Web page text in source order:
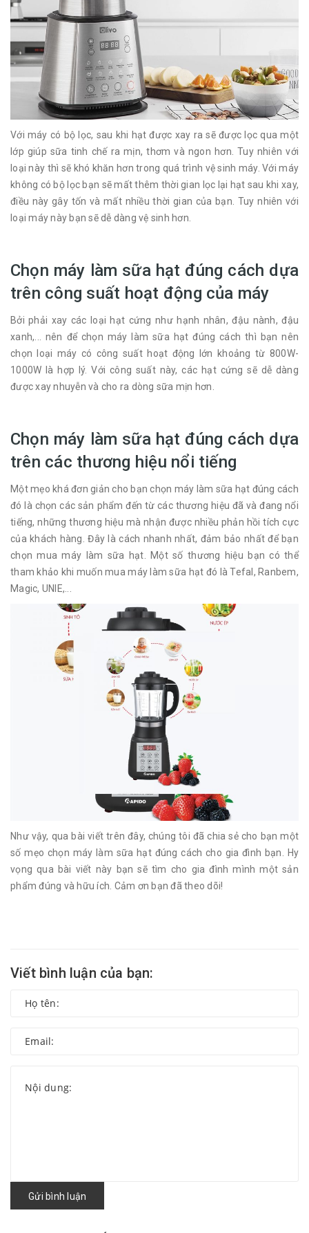
Với máy có bộ lọc, sau khi hạt được xay ra sẽ được lọc qua một
lớp giúp sữa tinh chế ra mịn, thơm và ngon hơn. Tuy nhiên với
loại này thì sẽ khó khăn hơn trong quá trình vệ sinh máy. Với máy
không có bộ lọc bạn sẽ mất thêm thời gian lọc lại hạt sau khi xay,
điều này gây tốn và mất nhiều thời gian của bạn. Tuy nhiên với
loại máy này bạn sẽ dễ dàng vệ sinh hơn.
Chọn máy làm sữa hạt đúng cách dựa
trên công suất hoạt động của máy
Bởi phải xay các loại hạt cứng như hạnh nhân, đậu nành, đậu
xanh,... nên để chọn máy làm sữa hạt đúng cách thì bạn nên
chọn loại máy có công suất hoạt động lớn khoảng từ 800W-
1000W là hợp lý. Với công suất này, các hạt cứng sẽ dễ dàng
được xay nhuyễn và cho ra dòng sữa mịn hơn.
Chọn máy làm sữa hạt đúng cách dựa
trên các thương hiệu nổi tiếng
Một mẹo khá đơn giản cho bạn chọn máy làm sữa hạt đúng cách
đó là chọn các sản phẩm đến từ các thương hiệu đã và đang nổi
tiếng, những thương hiệu mà nhận được nhiều phản hồi tích cực
của khách hàng. Đây là cách nhanh nhất, đảm bảo nhất để bạn
chọn mua máy làm sữa hạt. Một số thương hiệu bạn có thể
tham khảo khi muốn mua máy làm sữa hạt đó là Tefal, Ranbem,
Magic, UNIE,...
Như vậy, qua bài viết trên đây, chúng tôi đã chia sẻ cho bạn một
số mẹo chọn máy làm sữa hạt đúng cách cho gia đình bạn. Hy
vọng qua bài viết này bạn sẽ tìm cho gia đình mình một sản
phẩm đúng và hữu ích. Cảm ơn bạn đã theo dõi!
Viết bình luận của bạn:
Gửi bình luận